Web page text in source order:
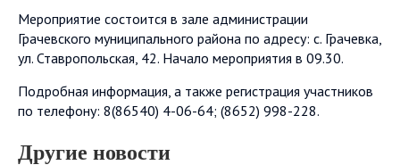
Мероприятие состоится в зале администрации
Грачевского муниципального района по адресу: с. Грачевка,
ул. Ставропольская, 42. Начало мероприятия в 09.30.
Подробная информация, а также регистрация участников
по телефону: 8(86540) 4-06-64; (8652) 998-228.
Другие новости